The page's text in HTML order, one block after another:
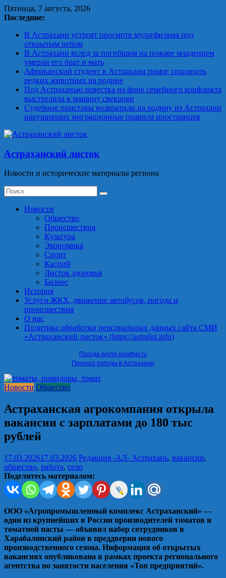
Skip
to
Пятница, 7 августа, 2026
Последние:
В Астрахани устроят просмотр мультфильма под
открытым небом
В Астрахани вслед за погибшим на пожаре младенцем
умерли его брат и мать
Африканский студент в Астрахани помог сохранить
редких животных на родине
Под Астраханью невестка на фоне семейного конфликта
выстрелила в машину свекрови
Судебные приставы возвратили на родину из Астрахани
нарушивших миграционные правила иностранцев
Астраханский листок
Новости и исторические материалы региона
Новости
Общество
Происшествия
Культура
Экономика
Спорт
Каспий
Листок здоровья
Бизнес
История
Услуги ЖКХ, движение автобусов, погода и
происшествия
О нас
Политика обработки персональных данных сайта СМИ
«Астраханский листок» (https://astralist.info)
Погода world-weather.ru
Прогноз погоды в Астрахани
Новости Общество
Астраханская агрокомпания открыла
вакансии с зарплатами до 180 тыс
рублей
17.03.202617.03.2026 Редакция -АЛ- Астрахань, вакансии,
общество, работа, село
Поделитесь материалом:
ООО «Агропромышленный комплекс Астраханский» —
один из крупнейших в России производителей томатов и
томатной пасты — объявил набор сотрудников в
Харабалинский район в преддверии нового
производственного сезона. Информация об открытых
вакансиях опубликована в рамках проекта регионального
агентства по занятости населения «Топ предприятий».